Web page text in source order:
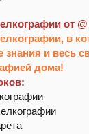
от @
в
знания и весь
дома!